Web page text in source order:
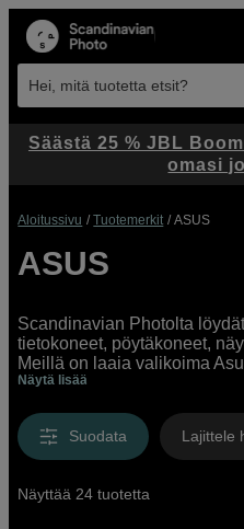
Hei, mitä tuotetta etsit?
Aloitussivu Tuotemerkit ASUS
ASUS
Scandinavian Photolta
tietokoneet, pöytäkoneet,
Meillä on laaja valikoima
suoratoistoon, editointiin ja
Näytä lisää
Suodata Lajittele
Näyttää 24 tuotetta
Säästä 25 % JBL
omasi